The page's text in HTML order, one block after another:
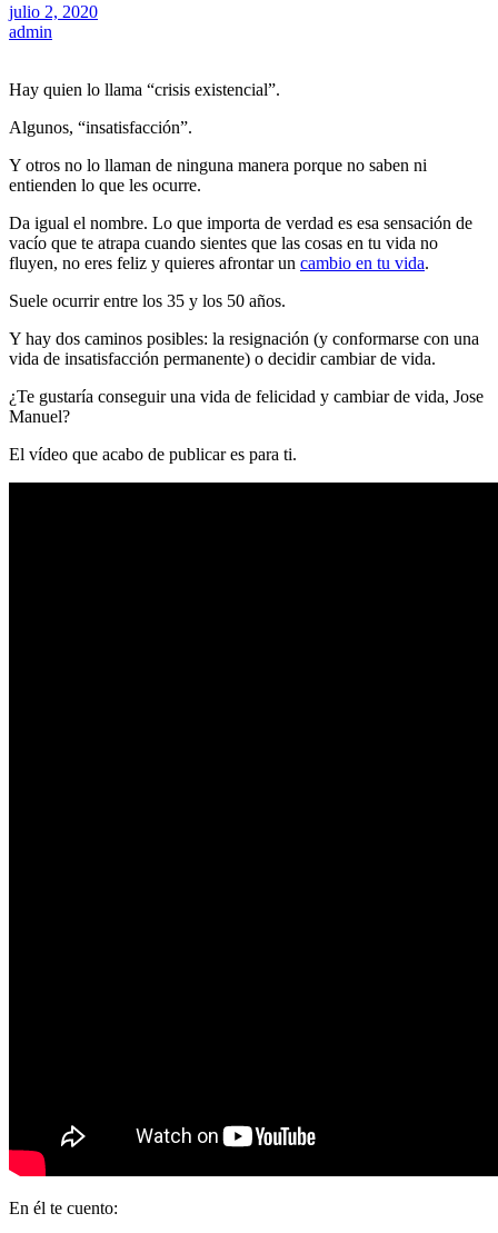
julio 2, 2020
admin
Hay quien lo llama “crisis existencial”.
Algunos, “insatisfacción”.
Y otros no lo llaman de ninguna manera porque no saben ni
entienden lo que les ocurre.
Da igual el nombre. Lo que importa de verdad es esa sensación de
vacío que te atrapa cuando sientes que las cosas en tu vida no
fluyen, no eres feliz y quieres afrontar un cambio en tu vida.
Suele ocurrir entre los 35 y los 50 años.
Y hay dos caminos posibles: la resignación (y conformarse con una
vida de insatisfacción permanente) o decidir cambiar de vida.
¿Te gustaría conseguir una vida de felicidad y cambiar de vida, Jose
Manuel?
El vídeo que acabo de publicar es para ti.
En él te cuento: